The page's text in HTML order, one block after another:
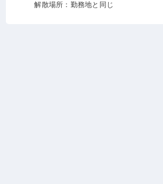
解散場所：勤務地と同じ